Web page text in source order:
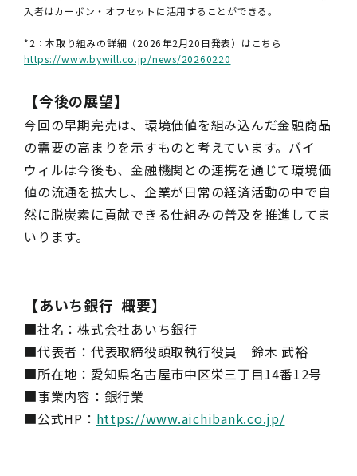
入者はカーボン・オフセットに活用することができる。
*2：本取り組みの詳細（2026年2月20日発表）はこちら
https://www.bywill.co.jp/news/20260220
【今後の展望】
今回の早期完売は、環境価値を組み込んだ金融商品
の需要の高まりを示すものと考えています。バイ
ウィルは今後も、金融機関との連携を通じて環境価
値の流通を拡大し、企業が日常の経済活動の中で自
然に脱炭素に貢献できる仕組みの普及を推進してま
いります。
【あいち銀行 概要】
■社名：株式会社あいち銀行
■代表者：代表取締役頭取執行役員 鈴木 武裕
■所在地：愛知県名古屋市中区栄三丁目14番12号
■事業内容：銀行業
■公式HP： https://www.aichibank.co.jp/